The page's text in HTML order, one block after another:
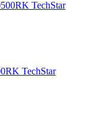
TechStar